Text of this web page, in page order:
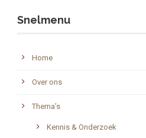
Snelmenu
Home
Over ons
Thema’s
Kennis & Onderzoek